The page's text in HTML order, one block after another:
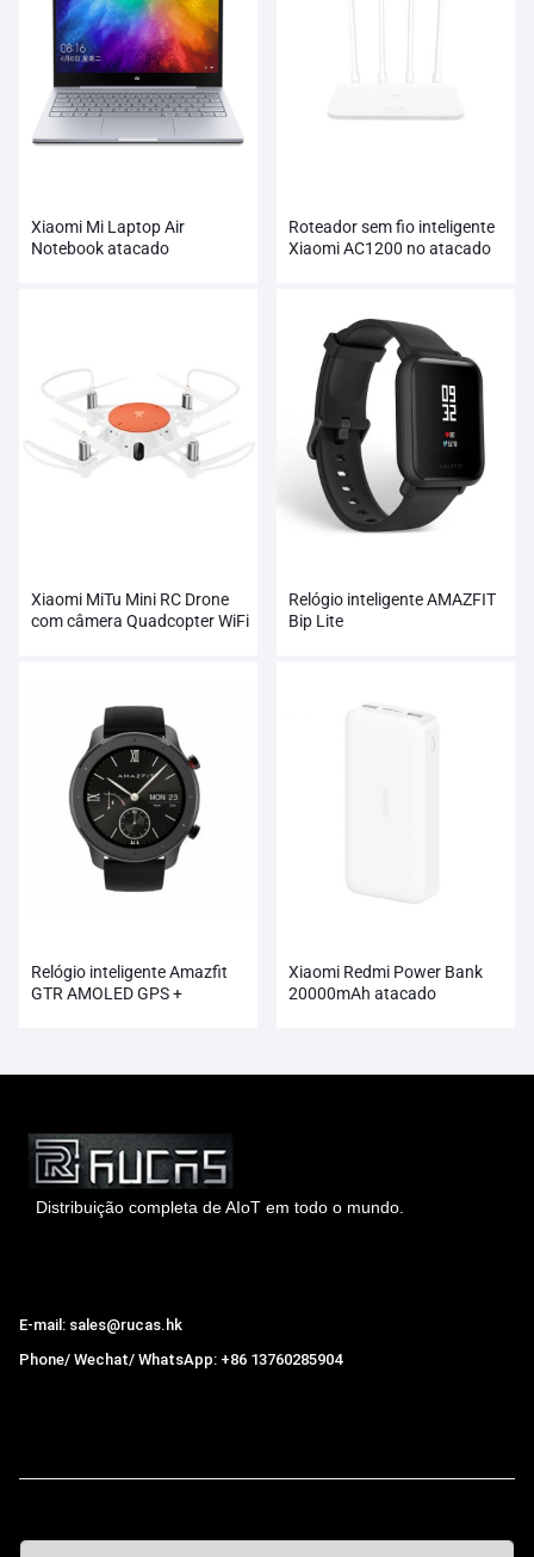
Xiaomi Mi Laptop Air
Notebook atacado
Roteador sem fio inteligente
Xiaomi AC1200 no atacado
Xiaomi MiTu Mini RC Drone
com câmera Quadcopter WiFi
Relógio inteligente AMAZFIT
Bip Lite
Relógio inteligente Amazfit
GTR AMOLED GPS +
Xiaomi Redmi Power Bank
20000mAh atacado
Distribuição completa de AIoT em todo o mundo.
E-mail: sales@rucas.hk
Phone/ Wechat/ WhatsApp: +86 13760285904